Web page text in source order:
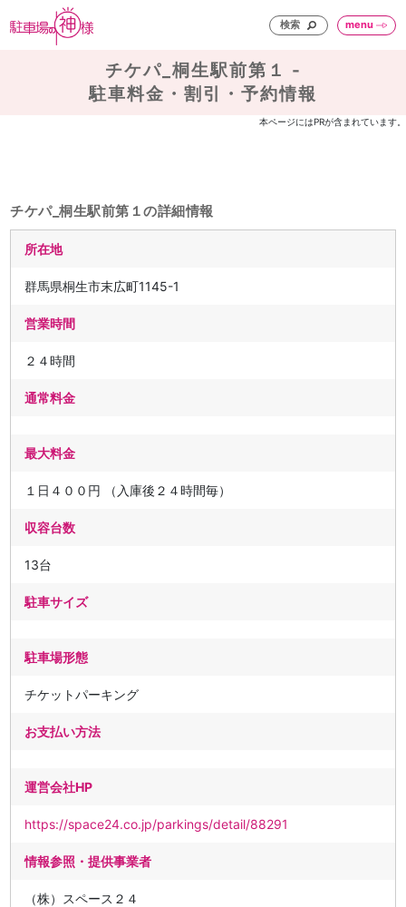
検索 menu
チケパ_桐生駅前第１ -
駐車料金・割引・予約情報
本ページにはPRが含まれています。
チケパ_桐生駅前第１の詳細情報
所在地
群馬県桐生市末広町1145-1
営業時間
２４時間
通常料金
最大料金
１日４００円 （入庫後２４時間毎）
収容台数
13台
駐車サイズ
駐車場形態
チケットパーキング
お支払い方法
運営会社HP
https://space24.co.jp/parkings/detail/88291
情報参照・提供事業者
（株）スペース２４